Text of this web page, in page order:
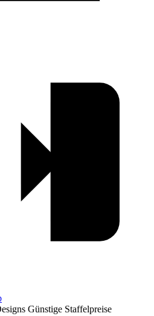
Günstige Staffelpreise